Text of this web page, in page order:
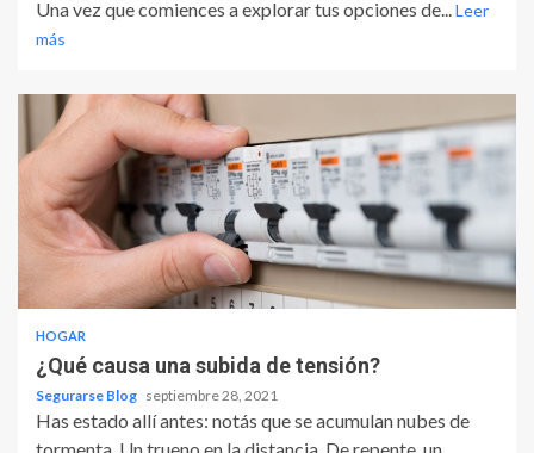
Una vez que comiences a explorar tus opciones de...Leer
más
HOGAR
¿Qué causa una subida de tensión?
Segurarse Blog septiembre 28, 2021
Has estado allí antes: notás que se acumulan nubes de